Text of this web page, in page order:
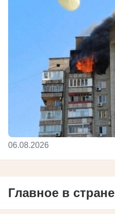
06.08.2026
Главное в стране